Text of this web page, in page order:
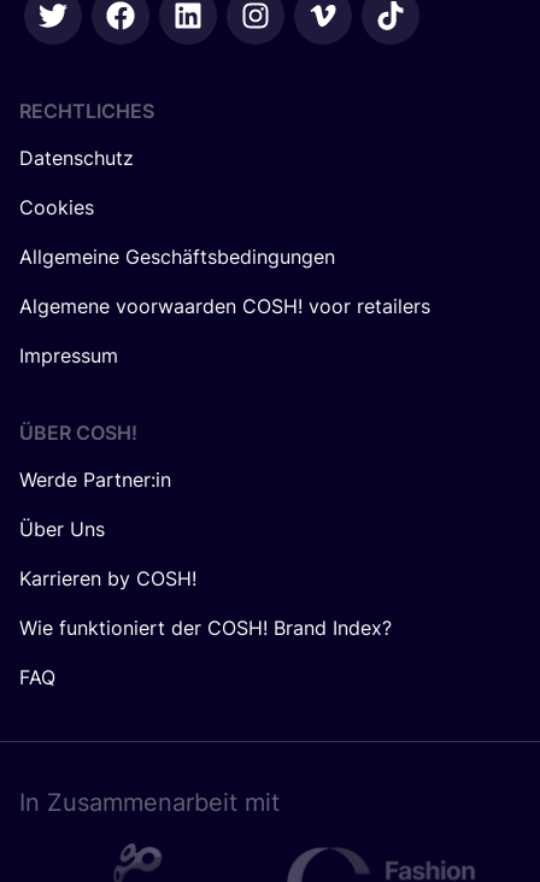
RECHTLICHES
Datenschutz
Cookies
Allgemeine Geschäftsbedingungen
Algemene voorwaarden COSH! voor retailers
Impressum
ÜBER COSH!
Werde Partner:in
Über Uns
Karrieren by COSH!
Wie funktioniert der COSH! Brand Index?
FAQ
In Zusam­men­ar­beit mit